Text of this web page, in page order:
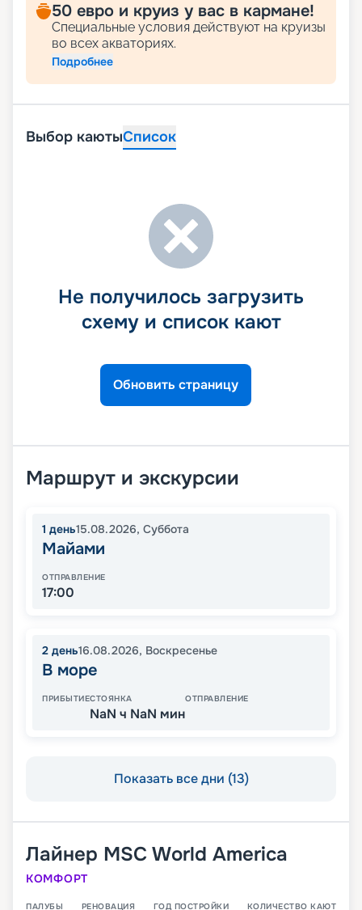
50 евро и круиз у вас в кармане!
Специальные условия действуют на круизы
во всех акваториях.
Подробнее
Выбор каютыСписок
Не получилось загрузить
схему и список кают
Обновить страницу
Маршрут и экскурсии
1 день15.08.2026, Суббота
Майами
ОТПРАВЛЕНИЕ
17:00
2 день16.08.2026, Воскресенье
В море
ПРИБЫТИЕСТОЯНКА
NaN ч NaN мин
ОТПРАВЛЕНИЕ
Показать все дни (13)
Лайнер MSC World America
КОМФОРТ
ПАЛУБЫ РЕНОВАЦИЯ ГОД ПОСТРОЙКИ КОЛИЧЕСТВО КАЮТ